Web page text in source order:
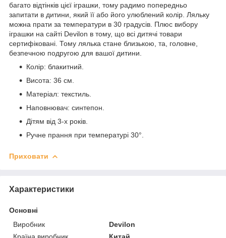
багато відтінків цієї іграшки, тому радимо попередньо
запитати в дитини, який її або його улюблений колір. Ляльку
можна прати за температури в 30 градусів. Плюс вибору
іграшки на сайті Devilon в тому, що всі дитячі товари
сертифіковані. Тому лялька стане близькою, та, головне,
безпечною подругою для вашої дитини.
Колір: блакитний.
Висота: 36 см.
Матеріал: текстиль.
Наповнювач: синтепон.
Дітям від 3-х років.
Ручне прання при температурі 30°.
Приховати
Характеристики
Основні
Виробник
Devilon
Країна виробник
Китай